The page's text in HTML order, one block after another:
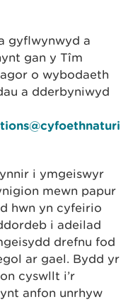
gyflwynwyd a
gan y Tîm
o wybodaeth
a dderbyniwyd
i ymgeiswyr
mewn papur
hwn yn cyfeirio
i adeilad
drefnu fod
ar gael. Bydd yr
cyswllt i’r
anfon unrhyw